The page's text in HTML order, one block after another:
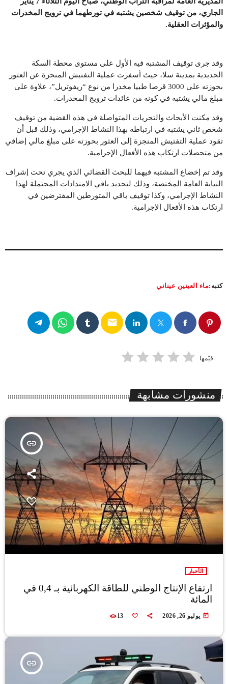
الجاري، من توقيف شخصين يشتبه في تورطهما في ترويج المخدرات
والمؤثرات العقلية.
وقد جرى توقيف المشتبه فيه الأول على مستوى محطة السكة
الحديدية بمدينة سلا، حيث أسفرت عملية التفتيش المنجزة عن العثور
بحوزته على 3000 قرصا طبيا مخدرا من نوع “ريفوتريل”، علاوة على
مبلغ مالي يشتبه في كونه من عائدات ترويج المخدرات.
وقد مكنت الأبحاث والتحريات المتواصلة في هذه القضية من توقيف
شخص ثاني يشتبه في ارتباطه بهذا النشاط الإجرامي، وذلك قبل أن
تقود عملية التفتيش المنجزة إلى العثور بحوزته على مبلغ مالي إضافي
من متحصلات ارتكاب هذه الأفعال الإجرامية.
وقد تم إخضاع المشتبه فيهما للبحث القضائي الذي يجري تحت إشراف
النيابة العامة المختصة، وذلك لتحديد باقي الامتدادات المحتملة لهذا
النشاط الإجرامي، وكذا توقيف باقي المتورطين المفترضين في
ارتكاب هذه الأفعال الإجرامية.
كتبه:ماء العينين عيناني
email
قيّمها
منشورات مشابهة
insert_link
الأخبار
ارتفاع الإنتاج الوطني للطاقة الكهربائية بـ 0,4 في
المائة
today يوليو 26, 2026 13
insert_link